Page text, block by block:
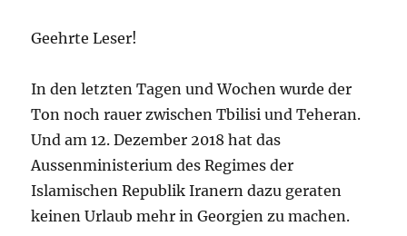
Geehrte Leser!
In den letzten Tagen und Wochen wurde der
Ton noch rauer zwischen Tbilisi und Teheran.
Und am 12. Dezember 2018 hat das
Aussenministerium des Regimes der
Islamischen Republik Iranern dazu geraten
keinen Urlaub mehr in Georgien zu machen.